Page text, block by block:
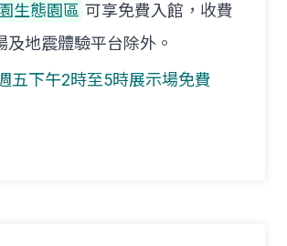
生態園區 可享免費入館，收費
及地震體驗平台除外。
五下午2時至5時展示場免費